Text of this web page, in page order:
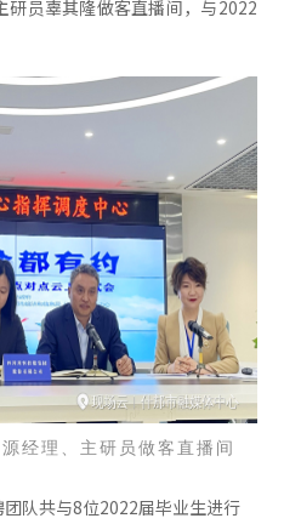
研员辜其隆做客直播间，与2022
经理、主研员做客直播间
队共与8位2022届毕业生进行